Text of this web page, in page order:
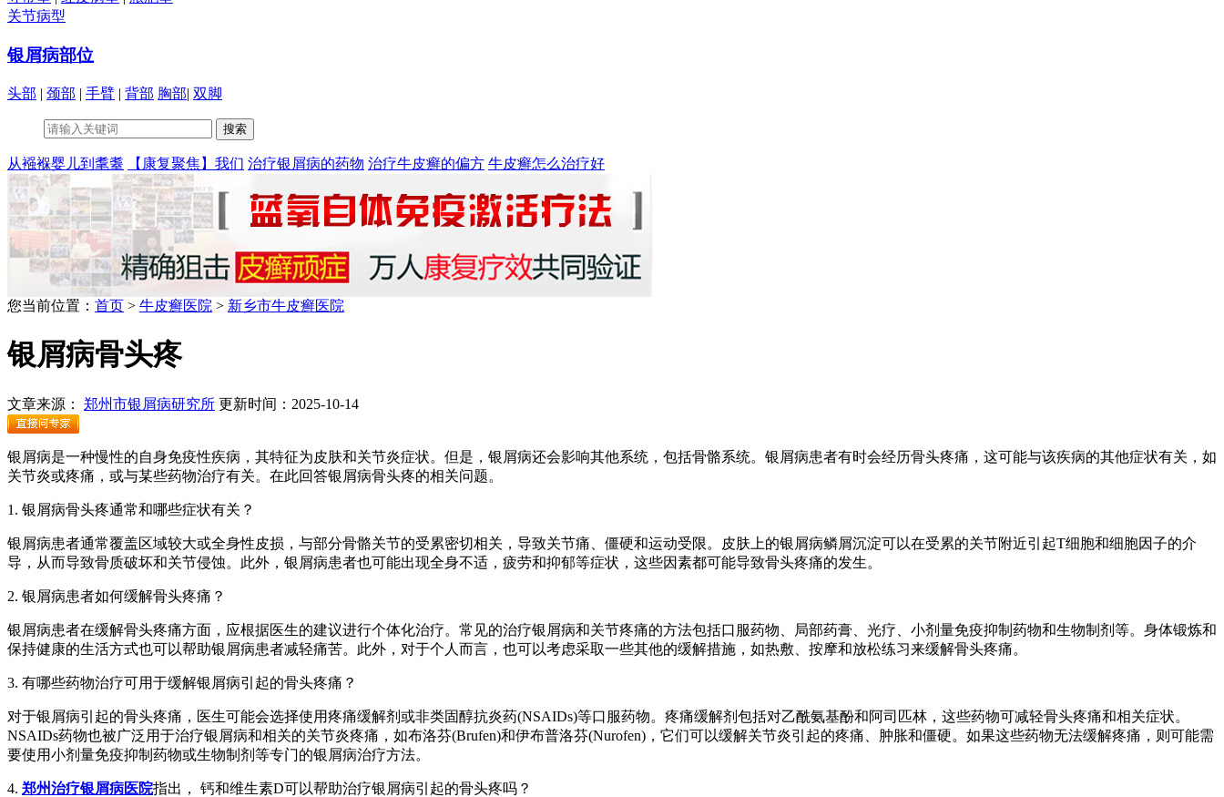
关节病型
银屑病部位
头部 | 颈部 | 手臂 | 背部 胸部| 双脚
从襁褓婴儿到耄耋 【康复聚焦】我们 治疗银屑病的药物 治疗牛皮癣的偏方 牛皮癣怎么治疗好
您当前位置： 首页 > 牛皮癣医院 > 新乡市牛皮癣医院
银屑病骨头疼
文章来源： 郑州市银屑病研究所 更新时间：2025-10-14
银屑病是一种慢性的自身免疫性疾病，其特征为皮肤和关节炎症状。但是，银屑病还会影响其他系统，包括骨骼系统。银屑病患者有时会经历骨头疼痛，这可能与该疾病的其他症状有关，如
关节炎或疼痛，或与某些药物治疗有关。在此回答银屑病骨头疼的相关问题。
1. 银屑病骨头疼通常和哪些症状有关？
银屑病患者通常覆盖区域较大或全身性皮损，与部分骨骼关节的受累密切相关，导致关节痛、僵硬和运动受限。皮肤上的银屑病鳞屑沉淀可以在受累的关节附近引起T细胞和细胞因子的介
导，从而导致骨质破坏和关节侵蚀。此外，银屑病患者也可能出现全身不适，疲劳和抑郁等症状，这些因素都可能导致骨头疼痛的发生。
2. 银屑病患者如何缓解骨头疼痛？
银屑病患者在缓解骨头疼痛方面，应根据医生的建议进行个体化治疗。常见的治疗银屑病和关节疼痛的方法包括口服药物、局部药膏、光疗、小剂量免疫抑制药物和生物制剂等。身体锻炼和
保持健康的生活方式也可以帮助银屑病患者减轻痛苦。此外，对于个人而言，也可以考虑采取一些其他的缓解措施，如热敷、按摩和放松练习来缓解骨头疼痛。
3. 有哪些药物治疗可用于缓解银屑病引起的骨头疼痛？
对于银屑病引起的骨头疼痛，医生可能会选择使用疼痛缓解剂或非类固醇抗炎药(NSAIDs)等口服药物。疼痛缓解剂包括对乙酰氨基酚和阿司匹林，这些药物可减轻骨头疼痛和相关症状。
NSAIDs药物也被广泛用于治疗银屑病和相关的关节炎疼痛，如布洛芬(Brufen)和伊布普洛芬(Nurofen)，它们可以缓解关节炎引起的疼痛、肿胀和僵硬。如果这些药物无法缓解疼痛，则可能需
要使用小剂量免疫抑制药物或生物制剂等专门的银屑病治疗方法。
4. 郑州治疗银屑病医院指出， 钙和维生素D可以帮助治疗银屑病引起的骨头疼吗？